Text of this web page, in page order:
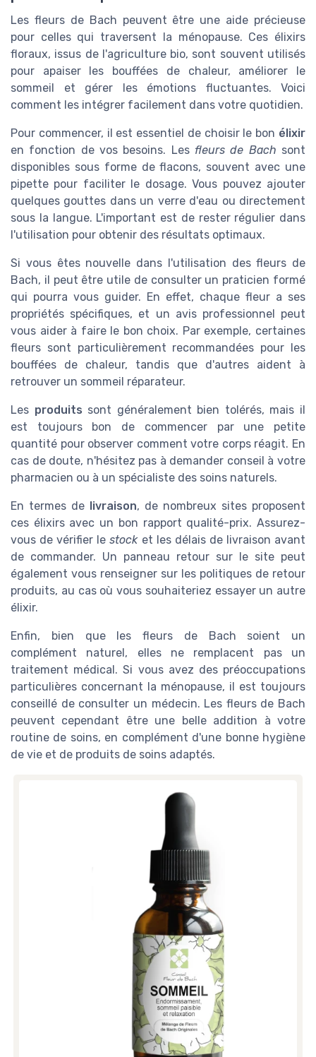
Les fleurs de Bach peuvent être une aide précieuse
pour celles qui traversent la ménopause. Ces élixirs
floraux, issus de l'agriculture bio, sont souvent utilisés
pour apaiser les bouffées de chaleur, améliorer le
sommeil et gérer les émotions fluctuantes. Voici
comment les intégrer facilement dans votre quotidien.
Pour commencer, il est essentiel de choisir le bon élixir
en fonction de vos besoins. Les fleurs de Bach sont
disponibles sous forme de flacons, souvent avec une
pipette pour faciliter le dosage. Vous pouvez ajouter
quelques gouttes dans un verre d'eau ou directement
sous la langue. L'important est de rester régulier dans
l'utilisation pour obtenir des résultats optimaux.
Si vous êtes nouvelle dans l'utilisation des fleurs de
Bach, il peut être utile de consulter un praticien formé
qui pourra vous guider. En effet, chaque fleur a ses
propriétés spécifiques, et un avis professionnel peut
vous aider à faire le bon choix. Par exemple, certaines
fleurs sont particulièrement recommandées pour les
bouffées de chaleur, tandis que d'autres aident à
retrouver un sommeil réparateur.
Les produits sont généralement bien tolérés, mais il
est toujours bon de commencer par une petite
quantité pour observer comment votre corps réagit. En
cas de doute, n'hésitez pas à demander conseil à votre
pharmacien ou à un spécialiste des soins naturels.
En termes de livraison, de nombreux sites proposent
ces élixirs avec un bon rapport qualité-prix. Assurez-
vous de vérifier lestocket les délais de livraison avant
de commander. Un panneau retour sur le site peut
également vous renseigner sur les politiques de retour
produits, au cas où vous souhaiteriez essayer un autre
élixir.
Enfin, bien que les fleurs de Bach soient un
complément naturel, elles ne remplacent pas un
traitement médical. Si vous avez des préoccupations
particulières concernant la ménopause, il est toujours
conseillé de consulter un médecin. Les fleurs de Bach
peuvent cependant être une belle addition à votre
routine de soins, en complément d'une bonne hygiène
de vie et de produits de soins adaptés.